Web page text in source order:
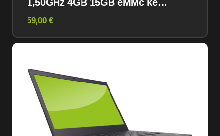
1,50GHz 4GB 15GB eMMc kein
OS
59,00 €